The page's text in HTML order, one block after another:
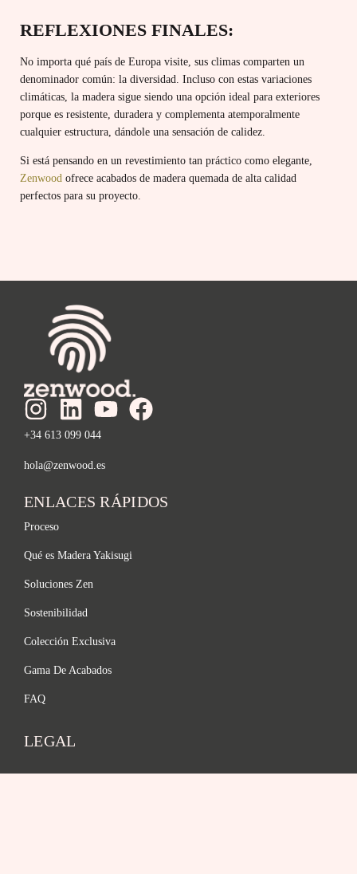
REFLEXIONES FINALES:
No importa qué país de Europa visite, sus climas comparten un
denominador común: la diversidad. Incluso con estas variaciones
climáticas, la madera sigue siendo una opción ideal para exteriores
porque es resistente, duradera y complementa atemporalmente
cualquier estructura, dándole una sensación de calidez.
Si está pensando en un revestimiento tan práctico como elegante,
Zenwood ofrece acabados de madera quemada de alta calidad
perfectos para su proyecto.
+34 613 099 044
hola@zenwood.es
ENLACES RÁPIDOS
Proceso
Qué es Madera Yakisugi
Soluciones Zen
Sostenibilidad
Colección Exclusiva
Gama De Acabados
FAQ
LEGAL